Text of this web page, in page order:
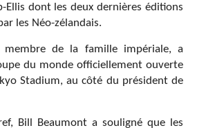
Ellis dont les deux dernières éditions
les Néo-zélandais.
membre de la famille impériale, a
du monde officiellement ouverte
Stadium, au côté du président de
Bill Beaumont a souligné que les